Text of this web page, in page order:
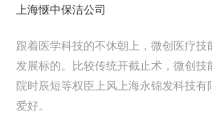
上海惬中保洁公司
跟着医学科技的不休朝上，微创医疗技
发展标的。比较传统开截止术，微创技
院时辰短等权臣上风上海永锦发科技
爱好。